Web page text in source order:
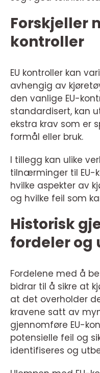
Forskjeller
kontroller
EU kontroller kan
avhengig av
den vanlige EU-
standardisert, kan
ekstra krav som er
formål eller bruk.
I tillegg kan ulike
tilnærminger til EU-
hvilke aspekter av
og hvilke feil som
Historisk
fordeler og
Fordelene med å
bidrar til å sikre at
at det overholder
kravene satt av
gjennomføre EU-
potensielle feil og
identifiseres og